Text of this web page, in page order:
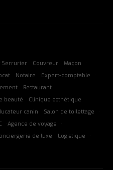
Serrurier Couvreur
Maçon
Notaire
Expert-comptable
Restaurant
beauté
Clinique esthétique
canin
Salon de toilettage
Agence de voyage
de luxe
Logistique